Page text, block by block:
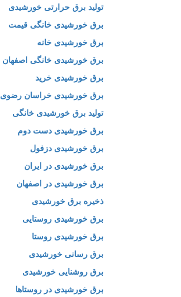
تولید برق حرارتی خورشیدی
برق خورشیدی خانگی قیمت
برق خورشیدی خانه
برق خورشیدی خانگی اصفهان
برق خورشیدی خرید
برق خورشیدی خراسان رضوی
تولید برق خورشیدی خانگی
برق خورشیدی دست دوم
برق خورشیدی دزفول
برق خورشیدی در ایران
برق خورشیدی در اصفهان
ذخیره برق خورشیدی
برق خورشیدی روستایی
برق خورشیدی روستا
برق رسانی خورشیدی
برق روشنایی خورشیدی
برق خورشیدی در روستاها